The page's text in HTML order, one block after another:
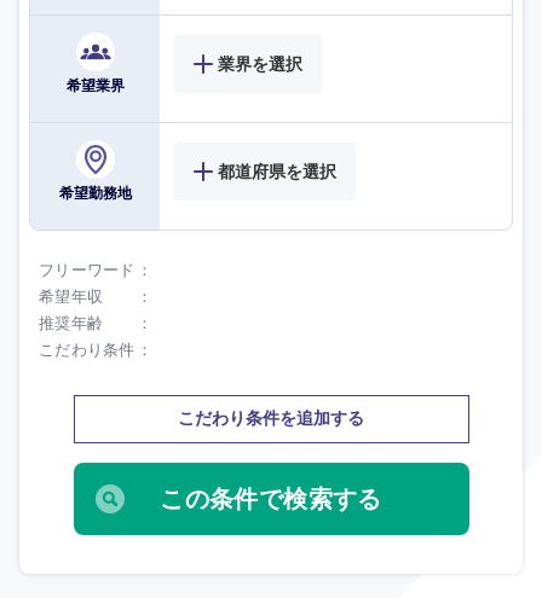
希望業界
業界を選択
希望勤務地
都道府県を選択
フリーワード
希望年収
推奨年齢
こだわり条件
こだわり条件を追加する
選択する
選択する
選択する
選択する